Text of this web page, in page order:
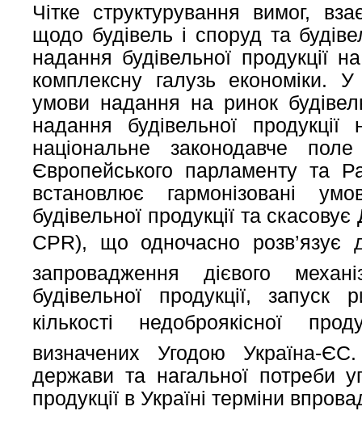
Чітке структурування вимог,
щодо будівель і споруд та
надання будівельної продукції
комплексну галузь економіки.
умови надання на ринок
надання будівельної
національне законодавче
Європейського парламенту та
встановлює гармонізовані
будівельної продукції та
CPR), що одночасно розв’язує
запровадження дієвого
будівельної продукції,
кількості недоброякісної
визначених Угодою Україна-
держави та нагальної потреби
продукції в Україні терміни